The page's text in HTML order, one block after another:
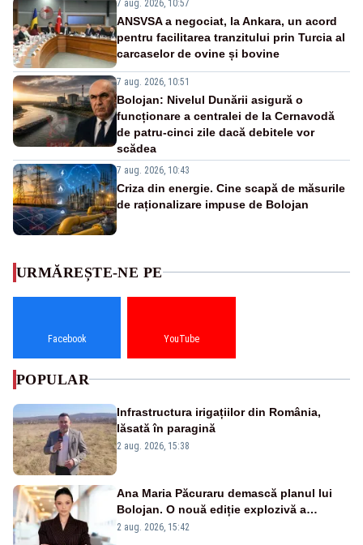
7 aug. 2026, 10:57
ANSVSA a negociat, la Ankara, un acord
pentru facilitarea tranzitului prin Turcia al
carcaselor de ovine și bovine
7 aug. 2026, 10:51
Bolojan: Nivelul Dunării asigură o
funcționare a centralei de la Cernavodă
de patru-cinci zile dacă debitele vor
scădea
7 aug. 2026, 10:43
Criza din energie. Cine scapă de măsurile
de raționalizare impuse de Bolojan
URMĂREȘTE-NE PE
Facebook YouTube
POPULAR
Infrastructura irigațiilor din România,
lăsată în paragină
2 aug. 2026, 15:38
Ana Maria Păcuraru demască planul lui
Bolojan. O nouă ediție explozivă a
emisiunii „Miza Zilei” la Realitatea PLUS
2 aug. 2026, 15:42